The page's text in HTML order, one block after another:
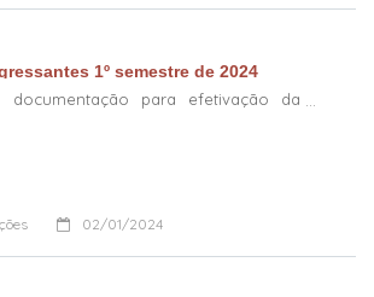
1º semestre de 2024
documentação para efetivação da
02/01/2024